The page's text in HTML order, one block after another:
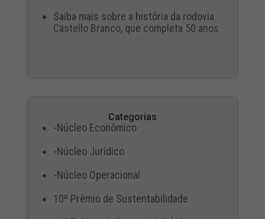
Saiba mais sobre a história da rodovia
Castello Branco, que completa 50 anos
Categorias
-Núcleo Econômico
-Núcleo Jurídico
-Núcleo Operacional
10º Prêmio de Sustentabilidade